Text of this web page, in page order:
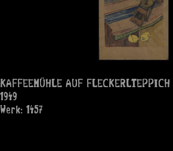
KAFFEEMÜHLE AUF FLECKERLTEPPICH
1949
Werk: 1457